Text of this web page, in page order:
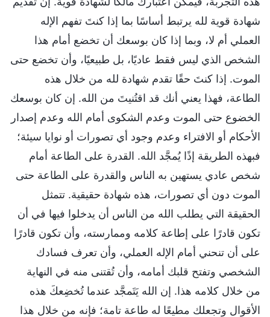
شهادة قوية لله يرتبط أساسًا بما إذا كنتَ تفهم الإله
العملي أم لا، وبما إذا كان بوسعك أن تخضع أمام هذا
الشخص الذي ليس فقط عاديًا، بل طبيعيًا، وأن تخضع حتى
الموت. إذا كنتَ حقًا تقدم شهادة لله من خلال هذه
الطاعة، فهذا يعني أنك قد اقتُنيتَ من الله. إن كان بوسعك
الخضوع حتى الموت وعدم الشكوى أمام الله وعدم إصدار
الأحكام أو الافتراء وعدم وجود أي تصورات أو نوايا سيئة؛
فبهذه الطريقة إذًا يُمجَّد الله. القدرة على الطاعة أمام
شخص عادي يستهين به الناس والقدرة على الطاعة حتى
الموت دون أي تصورات، هذه شهادة حقيقية. تتمثل
الحقيقة التي يطلب الله من الناس أن يدخلوا فيها في أن
تكون قادرًا على إطاعة كلامه وممارسته، وأن تكون قادرًا
على أن تنحني أمام الإله العملي، وأن تعرف فسادك
الشخصي وتفتح قلبك أمامه، وأن تُقتنى منه في النهاية
من خلال كلامه هذا. إن الله يَتَمجَّد عندما تُخضِعكَ هذه
الأقوال وتجعلك مطيعًا له طاعة تامة؛ فإنه من خلال هذا